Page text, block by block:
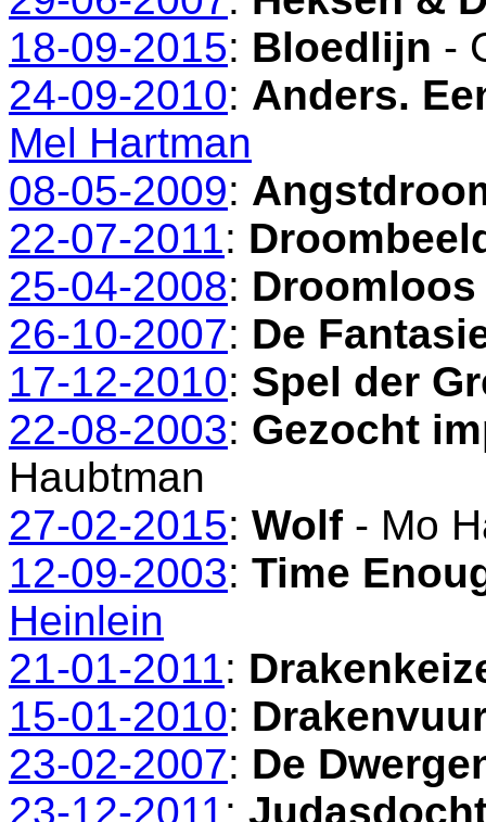
18-09-2015: Bloedlijn -
24-09-2010: Anders.
Mel Hartman
08-05-2009:
22-07-2011:
25-04-2008: Droomloos
26-10-2007: De
17-12-2010: Spel der
22-08-2003: Gezocht
Haubtman
27-02-2015: Wolf - Mo
12-09-2003: Time
Heinlein
21-01-2011:
15-01-2010:
23-02-2007: De
23-12-2011 :